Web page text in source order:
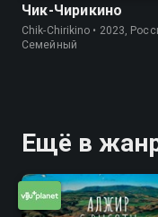
Чик-Чирикино
Chik-Chirikino • 2023,
Cемейный
Ещё в